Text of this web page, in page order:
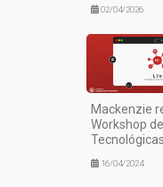
02/04/2026
Mackenzie
Workshop
Tecnológicas
16/04/2024